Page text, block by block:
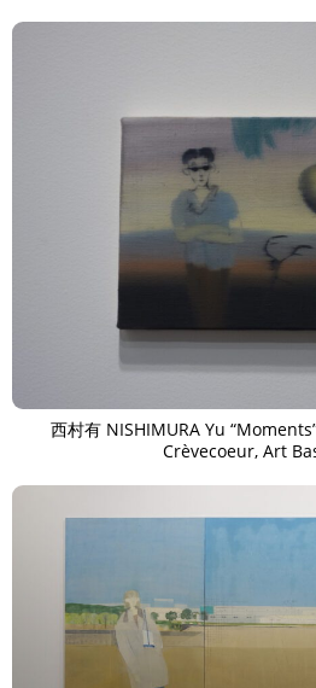
西村有 NISHIMURA Yu
Crèvecoeur, Art